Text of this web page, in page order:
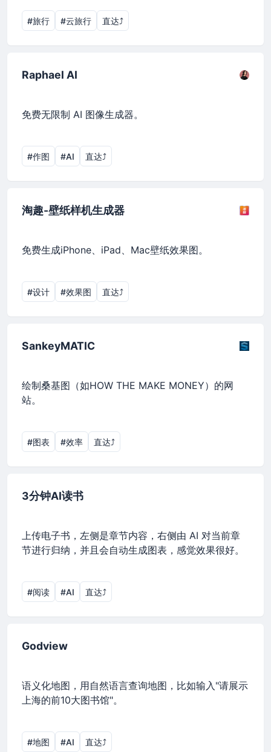
#旅行 #云旅行 直达⤴︎
Raphael AI
免费无限制 AI 图像生成器。
#作图 #AI 直达⤴︎
淘趣-壁纸样机生成器
免费生成iPhone、iPad、Mac壁纸效果图。
#设计 #效果图 直达⤴︎
SankeyMATIC
绘制桑基图（如HOW THE MAKE MONEY）的网
站。
#图表 #效率 直达⤴︎
3分钟AI读书
上传电子书，左侧是章节内容，右侧由 AI 对当前章
节进行归纳，并且会自动生成图表，感觉效果很好。
#阅读 #AI 直达⤴︎
Godview
语义化地图，用自然语言查询地图，比如输入"请展示
上海的前10大图书馆"。
#地图 #AI 直达⤴︎